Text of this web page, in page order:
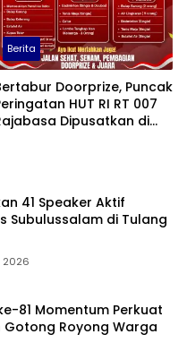
Berita
Doorprize, Puncak
HUT RI RT 007
Dipusatkan di
41 Speaker Aktif
Subulussalam di Tulang
2026
81 Momentum Perkuat
Gotong Royong Warga